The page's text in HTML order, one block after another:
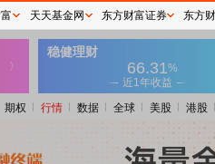
期权 行情 数据 全球 美股 港股
天天基金网 东方财富证券 东方